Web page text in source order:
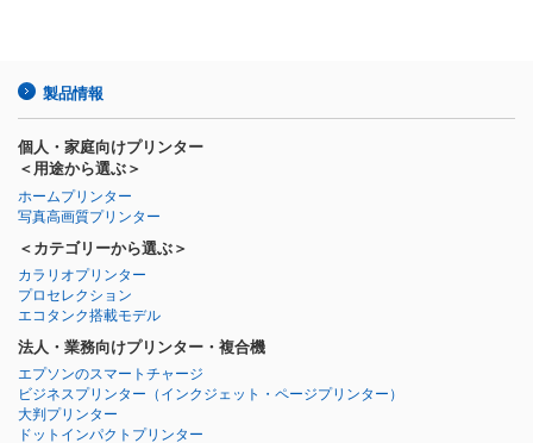
製品情報
個人・家庭向けプリンター
＜用途から選ぶ＞
ホームプリンター
写真高画質プリンター
＜カテゴリーから選ぶ＞
カラリオプリンター
プロセレクション
エコタンク搭載モデル
法人・業務向けプリンター・複合機
エプソンのスマートチャージ
ビジネスプリンター （インクジェット・ページプリンター）
大判プリンター
ドットインパクトプリンター